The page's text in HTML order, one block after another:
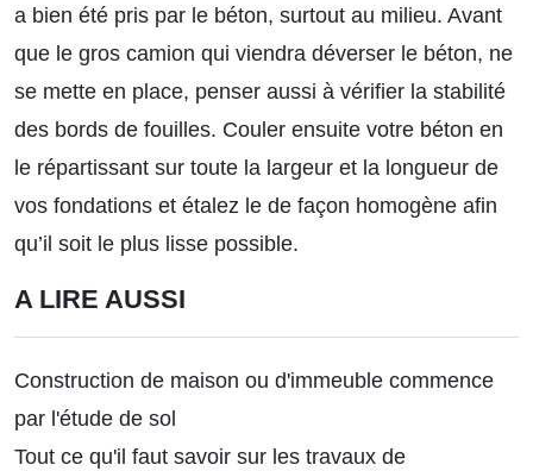
a bien été pris par le béton, surtout au milieu. Avant
que le gros camion qui viendra déverser le béton, ne
se mette en place, penser aussi à vérifier la stabilité
des bords de fouilles. Couler ensuite votre béton en
le répartissant sur toute la largeur et la longueur de
vos fondations et étalez le de façon homogène afin
qu’il soit le plus lisse possible.
A LIRE AUSSI
Construction de maison ou d'immeuble commence
par l'étude de sol
Tout ce qu'il faut savoir sur les travaux de